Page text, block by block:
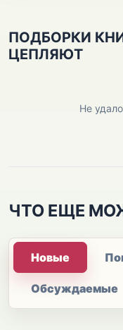
ПОДБОРКИ
ЦЕПЛЯЮТ
Не
ЧТО ЕЩЕ
Новые
Обсуждаемые